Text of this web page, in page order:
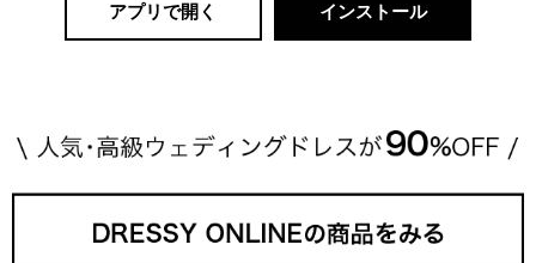
アプリで開く インストール